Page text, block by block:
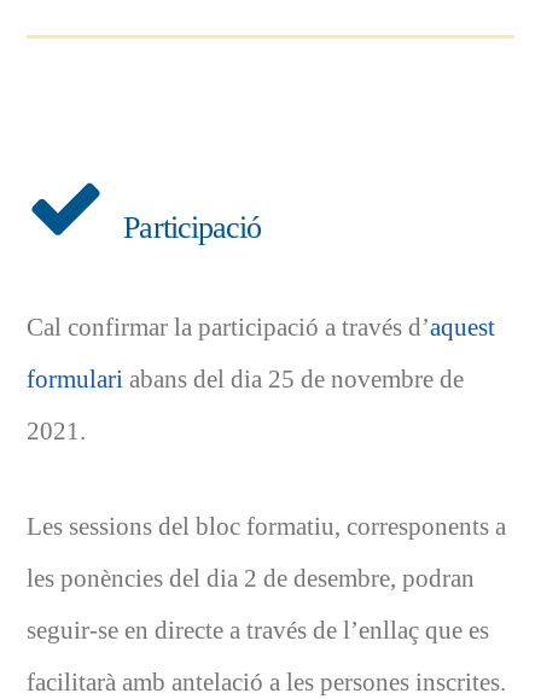
Participació
Cal confirmar la participació a través d’aquest
formulari abans del dia 25 de novembre de
2021.
Les sessions del bloc formatiu, corresponents a
les ponències del dia 2 de desembre, podran
seguir-se en directe a través de l’enllaç que es
facilitarà amb antelació a les persones inscrites.